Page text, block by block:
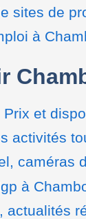
sites de
à
Prix et
activités
caméras
à
actualités